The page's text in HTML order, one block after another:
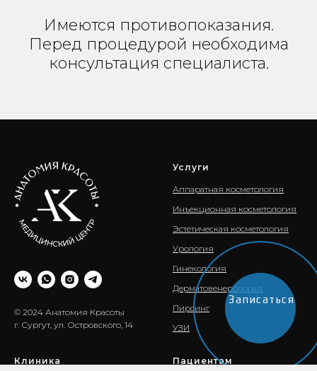
Имеются противопоказания.
Перед процедурой необходима
консультация специалиста.
© 2024 Анатомия Красоты
г. Сургут, ул. Островского, 14
Услуги
Аппаратная косметология
Инъекционная косметология
Эстетическая косметология
Урология
Гинекология
Дерматовенерология
Пирсинг
УЗИ
Клиника Пациентам
Записаться